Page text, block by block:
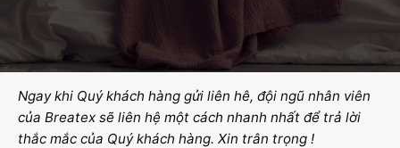
Ngay khi Quý khách hàng gửi liên hê, đội ngũ nhân viên
của Breatex sẽ liên hệ một cách nhanh nhất để trả lời
thắc mắc của Quý khách hàng. Xin trân trọng !